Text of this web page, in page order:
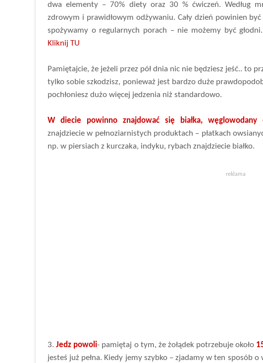
dwa elementy – 70% diety oraz 30 % ćwiczeń. Według
zdrowym i prawidłowym odżywaniu. Cały dzień powinien
spożywamy o regularnych porach – nie możemy być
Kliknij TU
Pamiętajcie, że jeżeli przez pół dnia nic nie będziesz jeść.. to
tylko sobie szkodzisz, ponieważ jest bardzo duże
pochłoniesz dużo więcej jedzenia niż standardowo.
W diecie powinno znajdować się białka, węglowodany
znajdziecie w pełnoziarnistych produktach – płatkach
np. w piersiach z kurczaka, indyku, rybach znajdziecie białko.
reklama
3.Jedz powoli- pamiętaj o tym, że żołądek potrzebuje około
jesteś już pełna. Kiedy jemy szybko – zjadamy w ten sposób o